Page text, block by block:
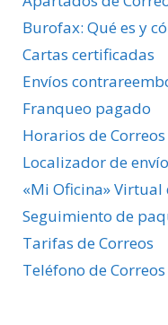
Burofax: Qué es y
Cartas certificadas
Envíos
Franqueo pagado
Horarios de Correos
Localizador de
«Mi Oficina» Virtual
Seguimiento de
Tarifas de Correos
Teléfono de Correos